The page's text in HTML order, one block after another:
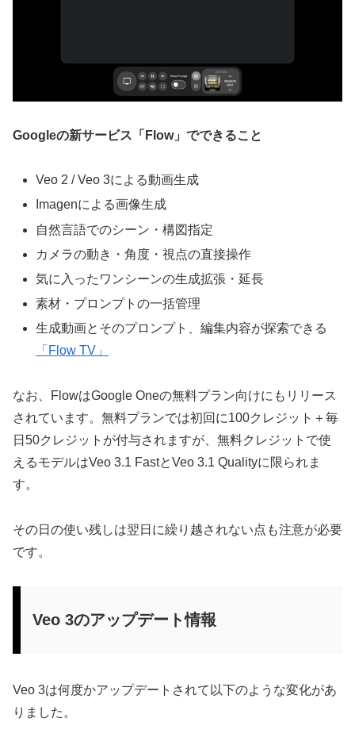
Googleの新サービス「Flow」でできること
Veo 2 / Veo 3による動画生成
Imagenによる画像生成
自然言語でのシーン・構図指定
カメラの動き・角度・視点の直接操作
気に入ったワンシーンの生成拡張・延長
素材・プロンプトの一括管理
生成動画とそのプロンプト、編集内容が探索できる
「Flow TV」
なお、FlowはGoogle Oneの無料プラン向けにもリリース
されています。無料プランでは初回に100クレジット＋毎
日50クレジットが付与されますが、無料クレジットで使
えるモデルはVeo 3.1 FastとVeo 3.1 Qualityに限られま
す。
その日の使い残しは翌日に繰り越されない点も注意が必要
です。
Veo 3のアップデート情報
Veo 3は何度かアップデートされて以下のような変化があ
りました。